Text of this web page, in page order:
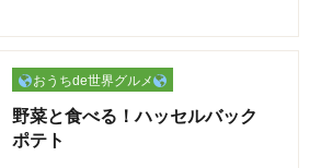
おうちde世界グルメ
野菜と食べる！ハッセルバック
ポテト